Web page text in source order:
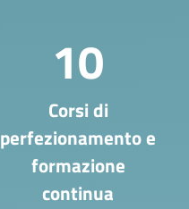
10
Corsi di
perfezionamento e
formazione
continua